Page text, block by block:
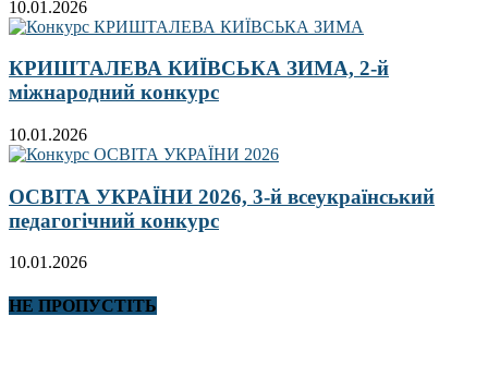
10.01.2026
КРИШТАЛЕВА КИЇВСЬКА ЗИМА, 2-й
міжнародний конкурс
10.01.2026
ОСВІТА УКРАЇНИ 2026, 3-й всеукраїнський
педагогічний конкурс
10.01.2026
НЕ ПРОПУСТІТЬ